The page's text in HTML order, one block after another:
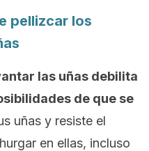
pellizcar los
las uñas debilita
de que se
uñas y resiste el
en ellas, incluso